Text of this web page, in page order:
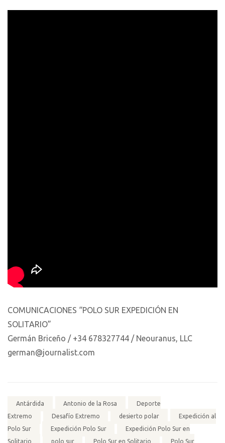
COMUNICACIONES “POLO SUR EXPEDICIÓN EN
SOLITARIO”
Germán Briceño / +34 678327744 / Neouranus, LLC
german@journalist.com
Antárdida Antonio de la Rosa
Deporte
Extremo
Desafío Extremo desierto polar
Expedición al
Polo Sur
Expedición Polo Sur
Expedición Polo Sur en
Solitario
polo sur Polo Sur en Solitario Polo Sur